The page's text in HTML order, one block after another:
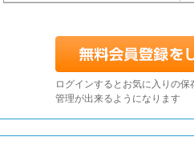
ログインするとお気に入りの
管理が出来るようになります